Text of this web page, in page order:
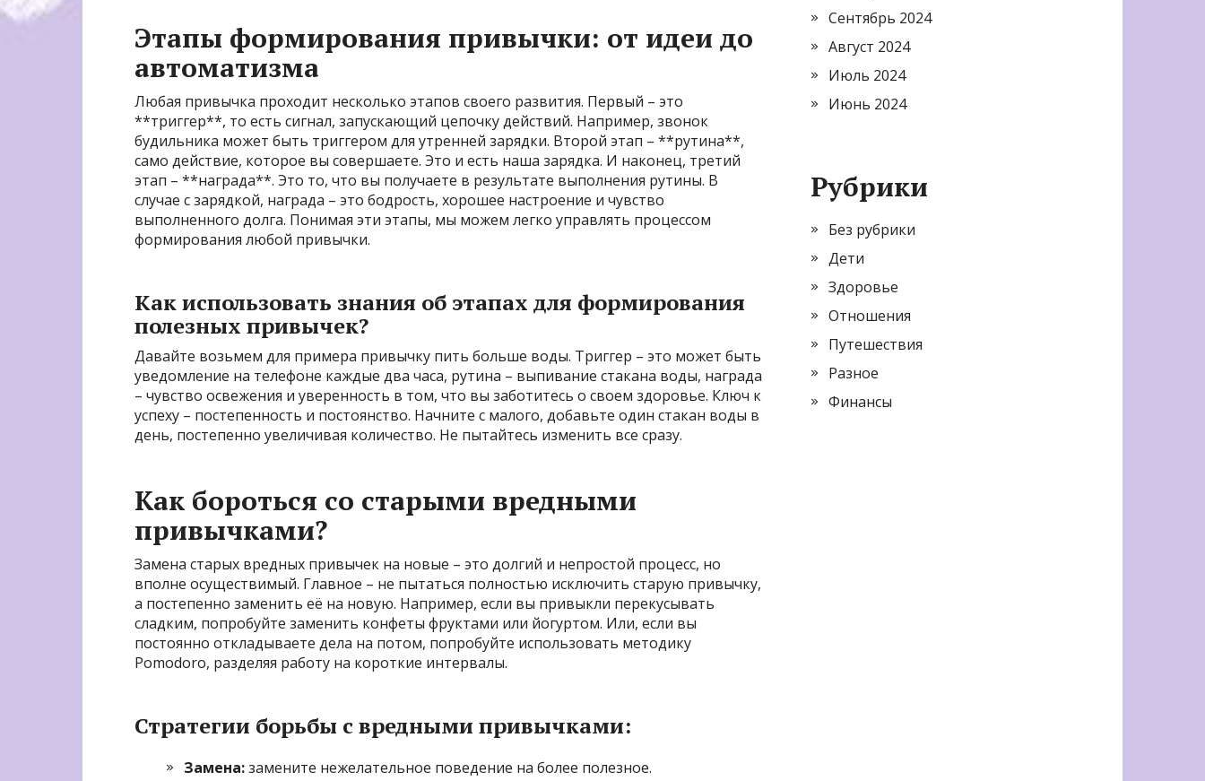
Этапы формирования привычки: от идеи до
автоматизма
Любая привычка проходит несколько этапов своего развития. Первый – это
**триггер**, то есть сигнал, запускающий цепочку действий. Например, звонок
будильника может быть триггером для утренней зарядки. Второй этап – **рутина**,
само действие, которое вы совершаете. Это и есть наша зарядка. И наконец, третий
этап – **награда**. Это то, что вы получаете в результате выполнения рутины. В
случае с зарядкой, награда – это бодрость, хорошее настроение и чувство
выполненного долга. Понимая эти этапы, мы можем легко управлять процессом
формирования любой привычки.
Как использовать знания об этапах для формирования
полезных привычек?
Давайте возьмем для примера привычку пить больше воды. Триггер – это может быть
уведомление на телефоне каждые два часа, рутина – выпивание стакана воды, награда
– чувство освежения и уверенность в том, что вы заботитесь о своем здоровье. Ключ к
успеху – постепенность и постоянство. Начните с малого, добавьте один стакан воды в
день, постепенно увеличивая количество. Не пытайтесь изменить все сразу.
Как бороться со старыми вредными
привычками?
Замена старых вредных привычек на новые – это долгий и непростой процесс, но
вполне осуществимый. Главное – не пытаться полностью исключить старую привычку,
а постепенно заменить её на новую. Например, если вы привыкли перекусывать
сладким, попробуйте заменить конфеты фруктами или йогуртом. Или, если вы
постоянно откладываете дела на потом, попробуйте использовать методику
Pomodoro, разделяя работу на короткие интервалы.
Стратегии борьбы с вредными привычками:
Замена:замените нежелательное поведение на более полезное.
Сентябрь 2024
Август 2024
Июль 2024
Июнь 2024
Рубрики
Без рубрики
Дети
Здоровье
Отношения
Путешествия
Разное
Финансы